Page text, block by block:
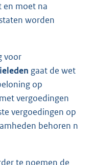
en moet na
worden
voor
gaat de wet
op
vergoedingen
vergoedingen op
behoren n
te noemen de